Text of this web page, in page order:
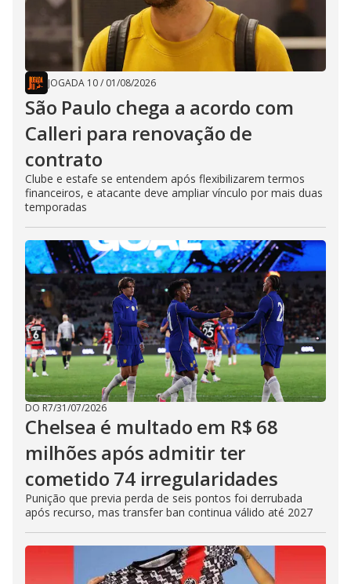
JOGADA 10/ 01/08/2026
São Paulo chega a acordo com
Calleri para renovação de
contrato
Clube e estafe se entendem após flexibilizarem termos
financeiros, e atacante deve ampliar vínculo por mais duas
temporadas
DO R7/31/07/2026
Chelsea é multado em R$ 68
milhões após admitir ter
cometido 74 irregularidades
Punição que previa perda de seis pontos foi derrubada
após recurso, mas transfer ban continua válido até 2027